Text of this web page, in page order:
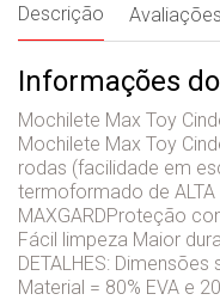
Descrição
Informações
Mochilete Max Toy
Mochilete Max Toy
rodas (facilidade em
termoformado de ALTA
MAXGARDProteção
Fácil limpeza Maior
DETALHES:
Material = 80% EVA e